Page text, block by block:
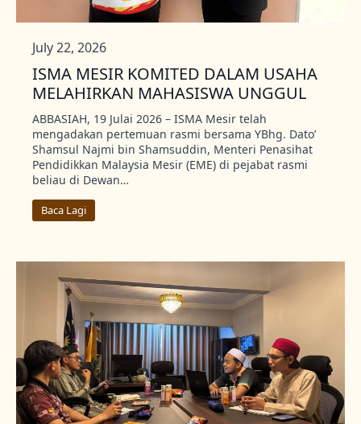
ISMA MESIR KOMITED DALAM USAHA
MELAHIRKAN MAHASISWA UNGGUL
July 22, 2026
ABBASIAH, 19 Julai 2026 – ISMA Mesir telah
mengadakan pertemuan rasmi bersama YBhg. Dato’
Shamsul Najmi bin Shamsuddin, Menteri Penasihat
Pendidikkan Malaysia Mesir (EME) di pejabat rasmi
beliau di Dewan…
Baca Lagi